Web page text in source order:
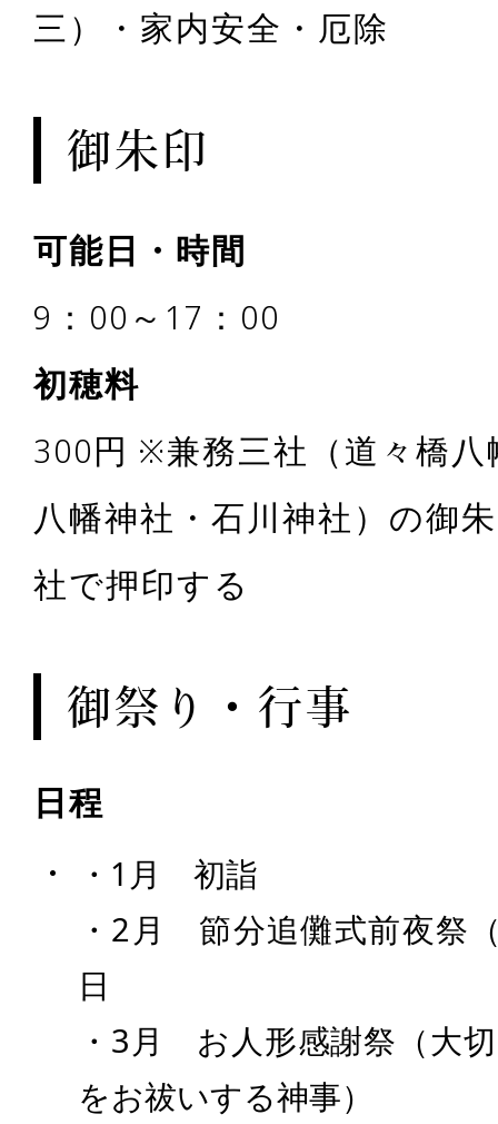
三）・家内安全・厄除
御朱印
可能日・時間
9：00～17：00
初穂料
300円 ※兼務三社（道々橋
八幡神社・石川神社）の御
社で押印する
御祭り・行事
日程
・1月 初詣
・2月 節分追儺式前夜祭
日
・3月 お人形感謝祭（大
をお祓いする神事）